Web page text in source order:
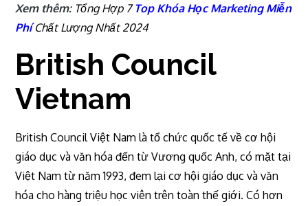
Xem thêm:Tổng Hợp 7Top Khóa Học Marketing Miễn
Phí Chất Lượng Nhất 2024
British Council
Vietnam
British Council Việt Nam là tổ chức quốc tế về cơ hội
giáo dục và văn hóa đến từ Vương quốc Anh, có mặt tại
Việt Nam từ năm 1993, đem lại cơ hội giáo dục và văn
hóa cho hàng triệu học viên trên toàn thế giới. Có hơn